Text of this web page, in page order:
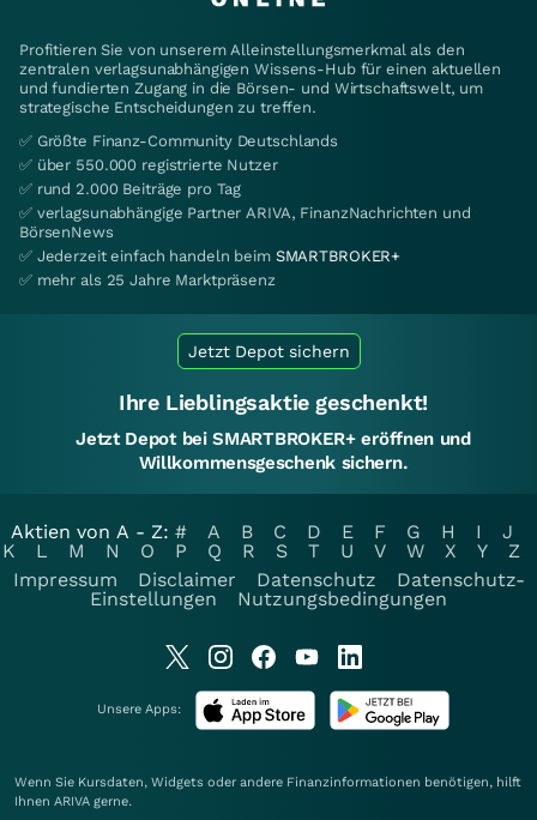
Profitieren Sie von unserem Alleinstellungsmerkmal als den
zentralen verlagsunabhängigen Wissens-Hub für einen aktuellen
und fundierten Zugang in die Börsen- und Wirtschaftswelt, um
strategische Entscheidungen zu treffen.
✅ Größte Finanz-Community Deutschlands
✅ über 550.000 registrierte Nutzer
✅ rund 2.000 Beiträge pro Tag
✅ verlagsunabhängige Partner ARIVA, FinanzNachrichten und
BörsenNews
✅ Jederzeit einfach handeln beim SMARTBROKER+
✅ mehr als 25 Jahre Marktpräsenz
Jetzt Depot sichern
Ihre Lieblingsaktie geschenkt!
Jetzt Depot bei SMARTBROKER+ eröffnen und
Willkommensgeschenk sichern.
Aktien von A - Z: # A B C D E F G H I
J
K
L M N O P Q R S T U V W X Y
Z
Impressum
Disclaimer Datenschutz
Datenschutz-
Einstellungen
Nutzungsbedingungen
Unsere Apps:
Wenn Sie Kursdaten, Widgets oder andere Finanzinformationen benötigen, hilft
Ihnen ARIVA gerne.